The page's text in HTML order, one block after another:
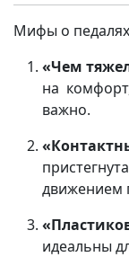
Мифы о педалях
«Чем
на
важно.
движением
идеальны